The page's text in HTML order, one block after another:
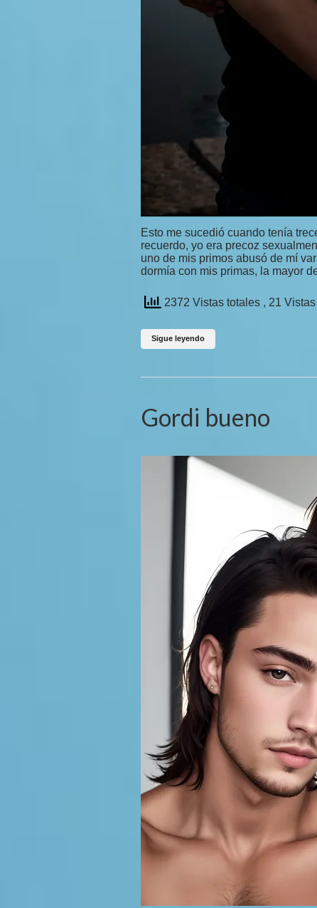
Esto me sucedió cuando tenía
recuerdo, yo era precoz
uno de mis primos abusó de mí
dormía con mis primas, la mayor
2372 Vistas totales , 21
Sigue leyendo
Gordi bueno